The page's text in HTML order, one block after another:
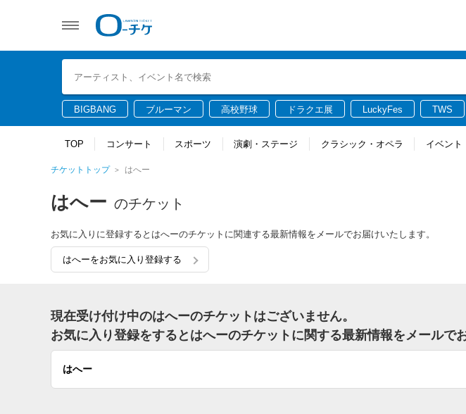
BIGBANG ブルーマン 高校野球 ドラクエ展 LuckyFes TWS
TOP コンサート スポーツ 演劇・ステージ クラシック・オペラ イベント
チケットトップ はへー
はへー のチケット
お気に入りに登録するとはへーのチケットに関連する最新情報をメールでお届けいたします。
はへーをお気に入り登録する
現在受け付け中のはへーのチケットはございません。
お気に入り登録をするとはへーのチケットに関する最新情報をメールで
はへー